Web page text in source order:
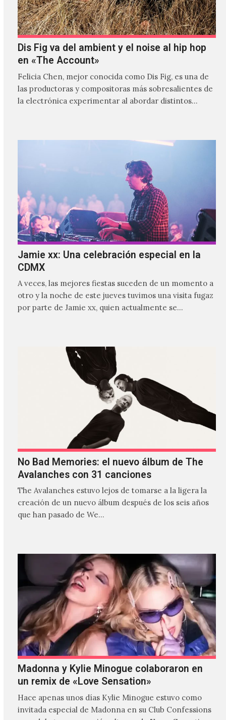
Dis Fig va del ambient y el noise al hip hop
en «The Account»
Felicia Chen, mejor conocida como Dis Fig, es una de
las productoras y compositoras más sobresalientes de
la electrónica experimentar al abordar distintos
Jamie xx: Una celebración especial en la
CDMX
A veces, las mejores fiestas suceden de un momento a
otro y la noche de este jueves tuvimos una visita fugaz
por parte de Jamie xx, quien actualmente se
No Bad Memories: el nuevo álbum de The
Avalanches con 31 canciones
The Avalanches estuvo lejos de tomarse a la ligera la
creación de un nuevo álbum después de los seis años
que han pasado de We…
Madonna y Kylie Minogue colaboraron en
un remix de «Love Sensation»
Hace apenas unos días Kylie Minogue estuvo como
invitada especial de Madonna en su Club Confessions